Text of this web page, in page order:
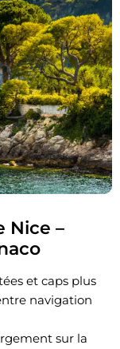
Nice –
et caps plus
navigation
sur la